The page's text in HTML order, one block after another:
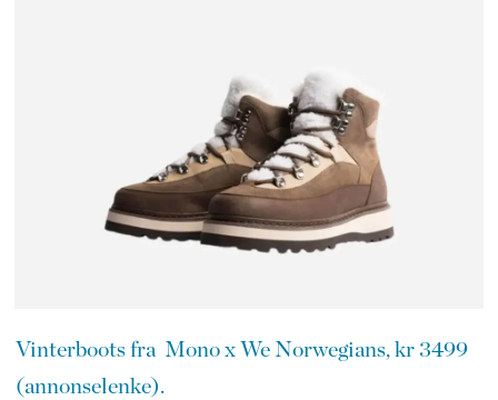
Vinterboots fra Mono x We Norwegians, kr 3499
(annonselenke).